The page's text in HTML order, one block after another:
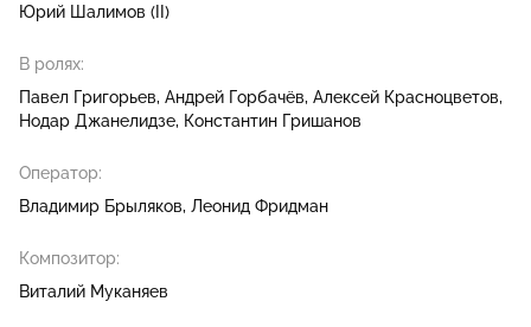
Юрий Шалимов (II)
В ролях:
Павел Григорьев Андрей Горбачёв Алексей Красноцветов
Нодар Джанелидзе Константин Гришанов
Оператор:
Владимир Брыляков Леонид Фридман
Композитор:
Виталий Муканяев